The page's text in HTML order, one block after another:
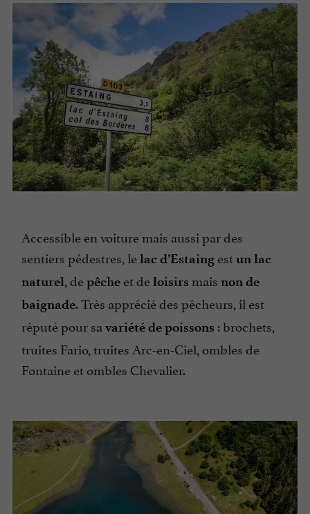
Accessible en voiture mais aussi par des
sentiers pédestres, lelac d’Estaing estun lac
naturel, depêche et deloisirs mais non de
baignade. Très apprécié des pêcheurs, il est
réputé pour sa variété depoissons : brochets,
truites Fario, truites Arc-en-Ciel, ombles de
Fontaine et ombles Chevalier.